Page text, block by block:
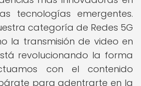
tecnologías emergentes.
categoría de Redes 5G
la transmisión de video en
revolucionando la forma
con el contenido
para adentrarte en la